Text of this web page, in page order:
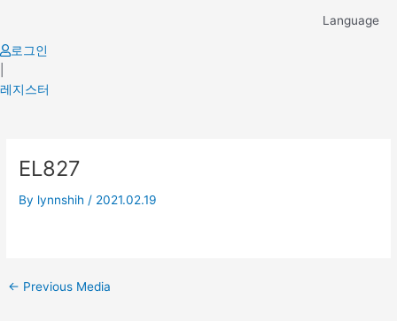
content
Language
로그인
레지스터
EL827
By lynnshih / 2021.02.19
navigation
← Previous Media